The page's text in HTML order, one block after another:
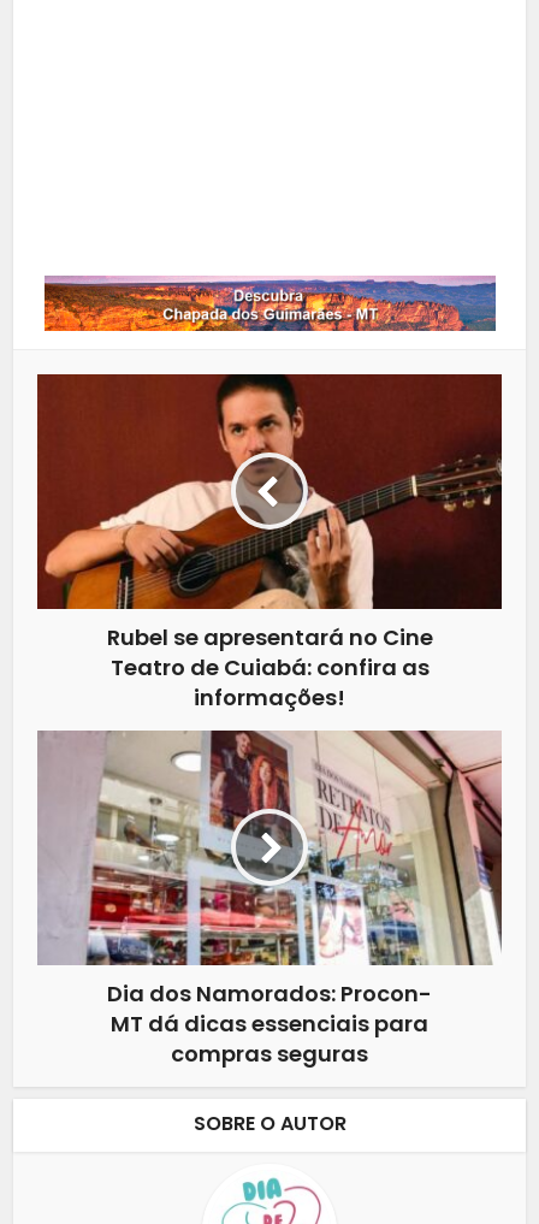
Rubel se apresentará no Cine
Teatro de Cuiabá: confira as
informações!
Dia dos Namorados: Procon-
MT dá dicas essenciais para
compras seguras
SOBRE O AUTOR